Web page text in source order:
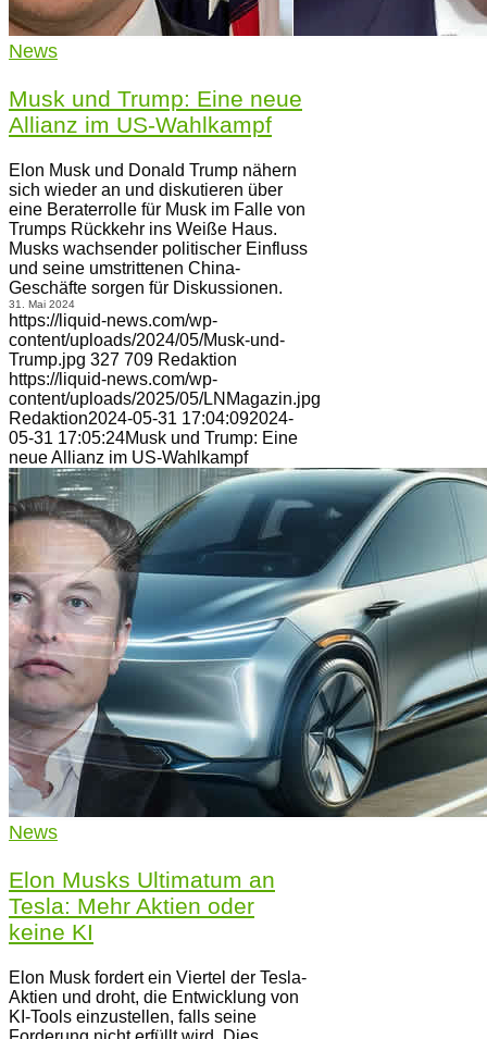
News
Musk und Trump: Eine neue
Allianz im US-Wahlkampf
Elon Musk und Donald Trump nähern
sich wieder an und diskutieren über
eine Beraterrolle für Musk im Falle von
Trumps Rückkehr ins Weiße Haus.
Musks wachsender politischer Einfluss
und seine umstrittenen China-
Geschäfte sorgen für Diskussionen.
31. Mai 2024
https://liquid-news.com/wp-
content/uploads/2024/05/Musk-und-
Trump.jpg 327 709 Redaktion
https://liquid-news.com/wp-
content/uploads/2025/05/LNMagazin.jpg
Redaktion2024-05-31 17:04:092024-
05-31 17:05:24Musk und Trump: Eine
neue Allianz im US-Wahlkampf
News
Elon Musks Ultimatum an
Tesla: Mehr Aktien oder
keine KI
Elon Musk fordert ein Viertel der Tesla-
Aktien und droht, die Entwicklung von
KI-Tools einzustellen, falls seine